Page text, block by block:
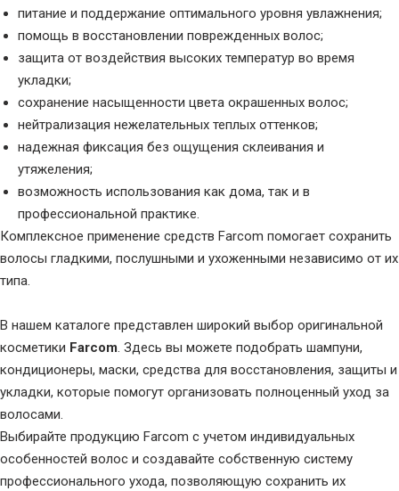
питание и поддержание оптимального уровня увлажнения;
помощь в восстановлении поврежденных волос;
защита от воздействия высоких температур во время
укладки;
сохранение насыщенности цвета окрашенных волос;
нейтрализация нежелательных теплых оттенков;
надежная фиксация без ощущения склеивания и
утяжеления;
возможность использования как дома, так и в
профессиональной практике.
Комплексное применение средств Farcom помогает сохранить
волосы гладкими, послушными и ухоженными независимо от их
типа.
В нашем каталоге представлен широкий выбор оригинальной
косметики Farcom . Здесь вы можете подобрать шампуни,
кондиционеры, маски, средства для восстановления, защиты и
укладки, которые помогут организовать полноценный уход за
волосами.
Выбирайте продукцию Farcom с учетом индивидуальных
особенностей волос и создавайте собственную систему
профессионального ухода, позволяющую сохранить их